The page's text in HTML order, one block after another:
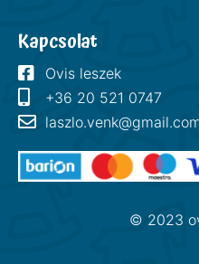
Kapcsolat
Ovis leszek
+36 20 521 0747
© 2023